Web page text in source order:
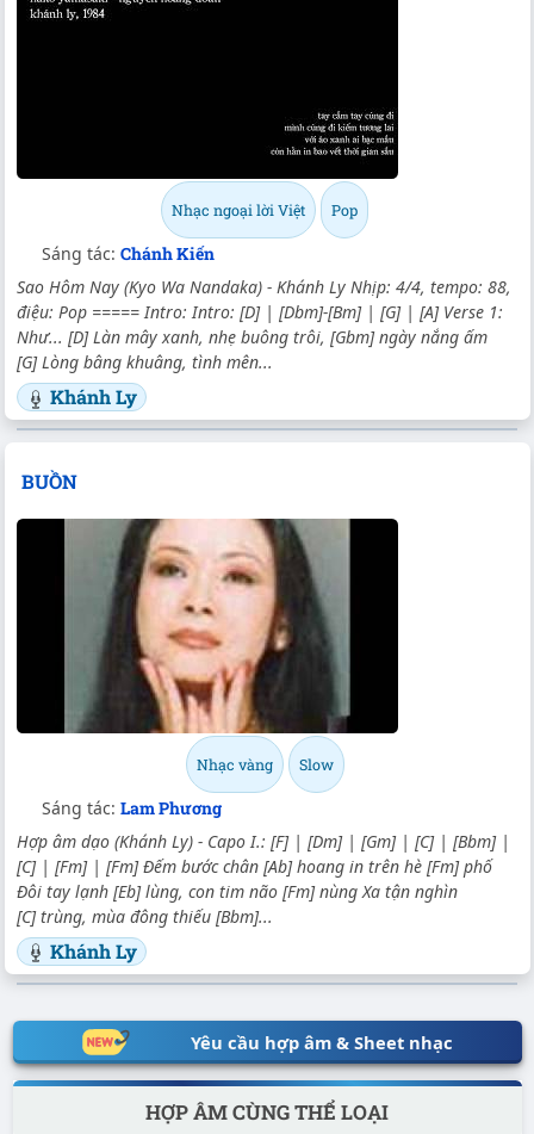
Nhạc ngoại lời Việt Pop
Sáng tác: Chánh Kiến
Sao Hôm Nay (Kyo Wa Nandaka) - Khánh Ly Nhịp: 4/4, tempo: 88,
điệu: Pop ===== Intro: Intro: [D] | [Dbm]-[Bm] | [G] | [A] Verse 1:
Như... [D] Làn mây xanh, nhẹ buông trôi, [Gbm] ngày nắng ấm
[G] Lòng bâng khuâng, tình mên...
Khánh Ly
BUỒN
Nhạc vàng Slow
Sáng tác: Lam Phương
Hợp âm dạo (Khánh Ly) - Capo I.: [F] | [Dm] | [Gm] | [C] | [Bbm] |
[C] | [Fm] | [Fm] Đếm bước chân [Ab] hoang in trên hè [Fm] phố
Đôi tay lạnh [Eb] lùng, con tim não [Fm] nùng Xa tận nghìn
[C] trùng, mùa đông thiếu [Bbm]...
Khánh Ly
Yêu cầu hợp âm & Sheet nhạc
HỢP ÂM CÙNG THỂ LOẠI